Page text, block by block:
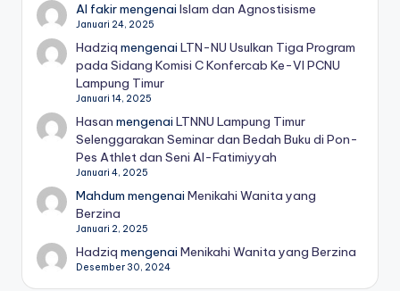
Al fakirmengenaiIslam dan Agnostisisme
Januari 24, 2025
Hadziq mengenaiLTN-NU Usulkan Tiga Program
pada Sidang Komisi C Konfercab Ke-VI PCNU
Lampung Timur
Januari 14, 2025
Hasan mengenaiLTNNU Lampung Timur
Selenggarakan Seminar dan Bedah Buku di Pon-
Pes Athlet dan Seni Al-Fatimiyyah
Januari 4, 2025
Mahdum mengenaiMenikahi Wanita yang
Berzina
Januari 2, 2025
Hadziq mengenaiMenikahi Wanita yang Berzina
Desember 30, 2024